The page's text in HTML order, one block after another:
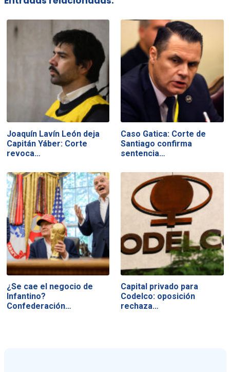
Joaquín Lavín León deja
Capitán Yáber: Corte
revoca…
Caso Gatica: Corte de
Santiago confirma
sentencia…
¿Se cae el negocio de
Infantino?
Confederación…
Capital privado para
Codelco: oposición
rechaza…